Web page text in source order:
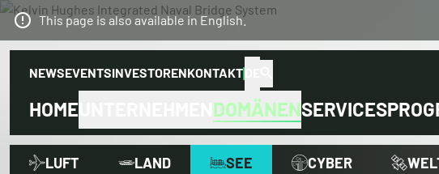
This page is also available in English.
NEWSEVENTSINVESTORENKONTAKT
HOME DOMÄNENSERVICES
LUFT LAND SEE CYBER